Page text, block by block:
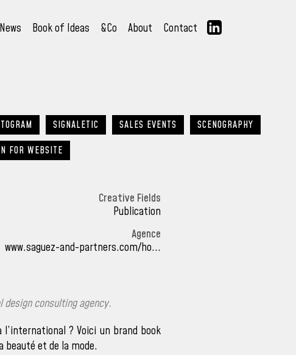
News Book of Ideas &Co About Contact
SIGNALETIC SALES EVENTS
SCENOGRAPHY
FOR WEBSITE
Creative Fields
Publication
Agence
www.saguez-and-partners.com/ho...
design consulting agency.
? Voici un brand book
et de la mode.